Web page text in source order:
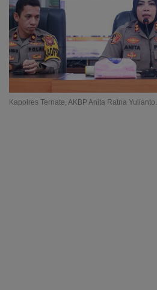
Kapolres Ternate, AKBP Anita Ratna Yulianto.